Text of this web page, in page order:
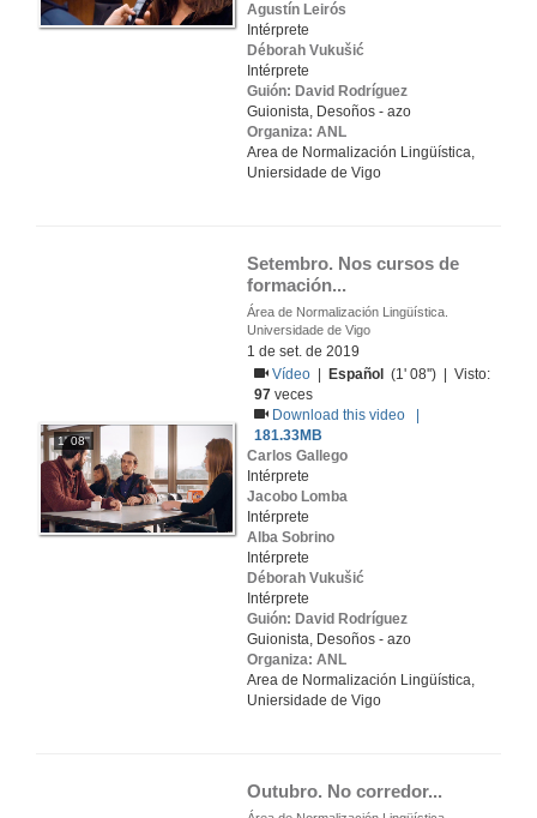
Agustín Leirós
Intérprete
Déborah Vukušić
Intérprete
Guión: David Rodríguez
Guionista, Desoños - azo
Organiza: ANL
Area de Normalización Lingüística,
Uniersidade de Vigo
1' 08''
Setembro. Nos cursos de
formación...
Área de Normalización Lingüística.
Universidade de Vigo
1 de set. de 2019
Vídeo
Español
(1' 08'') | Visto:
97 veces
Download this video |
181.33MB
Carlos Gallego
Intérprete
Jacobo Lomba
Intérprete
Alba Sobrino
Intérprete
Déborah Vukušić
Intérprete
Guión: David Rodríguez
Guionista, Desoños - azo
Organiza: ANL
Area de Normalización Lingüística,
Uniersidade de Vigo
Outubro. No corredor...